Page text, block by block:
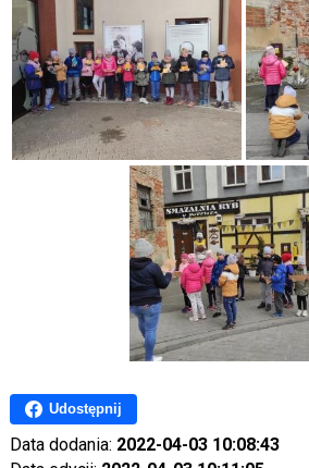
Udostępnij
Data dodania: 2022-04-03 10:08:43